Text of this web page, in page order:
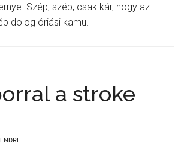
Szép, szép, csak kár, hogy az
dolog óriási kamu.
a stroke